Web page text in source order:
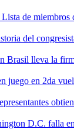
de miembros
del
Brasil lleva la
juego en 2da
D.C. falla